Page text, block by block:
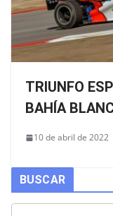
TRIUNFO
BAHÍA
10 de abril de 2022
BUSCAR